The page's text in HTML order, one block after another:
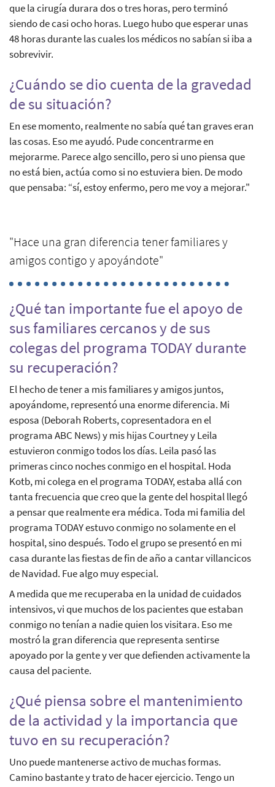
que la cirugía durara dos o tres horas, pero terminó
siendo de casi ocho horas. Luego hubo que esperar unas
48 horas durante las cuales los médicos no sabían si iba a
sobrevivir.
¿Cuándo se dio cuenta de la gravedad
de su situación?
En ese momento, realmente no sabía qué tan graves eran
las cosas. Eso me ayudó. Pude concentrarme en
mejorarme. Parece algo sencillo, pero si uno piensa que
no está bien, actúa como si no estuviera bien. De modo
que pensaba: “sí, estoy enfermo, pero me voy a mejorar."
"Hace una gran diferencia tener familiares y
amigos contigo y apoyándote"
¿Qué tan importante fue el apoyo de
sus familiares cercanos y de sus
colegas del programa TODAY durante
su recuperación?
El hecho de tener a mis familiares y amigos juntos,
apoyándome, representó una enorme diferencia. Mi
esposa (Deborah Roberts, copresentadora en el
programa ABC News) y mis hijas Courtney y Leila
estuvieron conmigo todos los días. Leila pasó las
primeras cinco noches conmigo en el hospital. Hoda
Kotb, mi colega en el programa TODAY, estaba allá con
tanta frecuencia que creo que la gente del hospital llegó
a pensar que realmente era médica. Toda mi familia del
programa TODAY estuvo conmigo no solamente en el
hospital, sino después. Todo el grupo se presentó en mi
casa durante las fiestas de fin de año a cantar villancicos
de Navidad. Fue algo muy especial.
A medida que me recuperaba en la unidad de cuidados
intensivos, vi que muchos de los pacientes que estaban
conmigo no tenían a nadie quien los visitara. Eso me
mostró la gran diferencia que representa sentirse
apoyado por la gente y ver que defienden activamente la
causa del paciente.
¿Qué piensa sobre el mantenimiento
de la actividad y la importancia que
tuvo en su recuperación?
Uno puede mantenerse activo de muchas formas.
Camino bastante y trato de hacer ejercicio. Tengo un